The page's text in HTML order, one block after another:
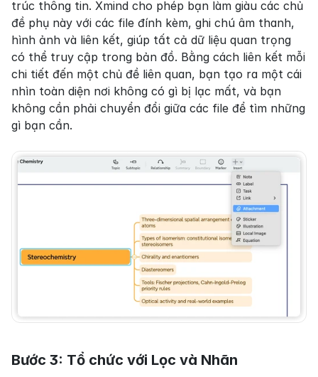
trúc thông tin. Xmind cho phép bạn làm giàu các chủ
đề phụ này với các file đính kèm, ghi chú âm thanh,
hình ảnh và liên kết, giúp tất cả dữ liệu quan trọng
có thể truy cập trong bản đồ. Bằng cách liên kết mỗi
chi tiết đến một chủ đề liên quan, bạn tạo ra một cái
nhìn toàn diện nơi không có gì bị lạc mất, và bạn
không cần phải chuyển đổi giữa các file để tìm những
gì bạn cần.
Bước 3: Tổ chức với Lọc và Nhãn